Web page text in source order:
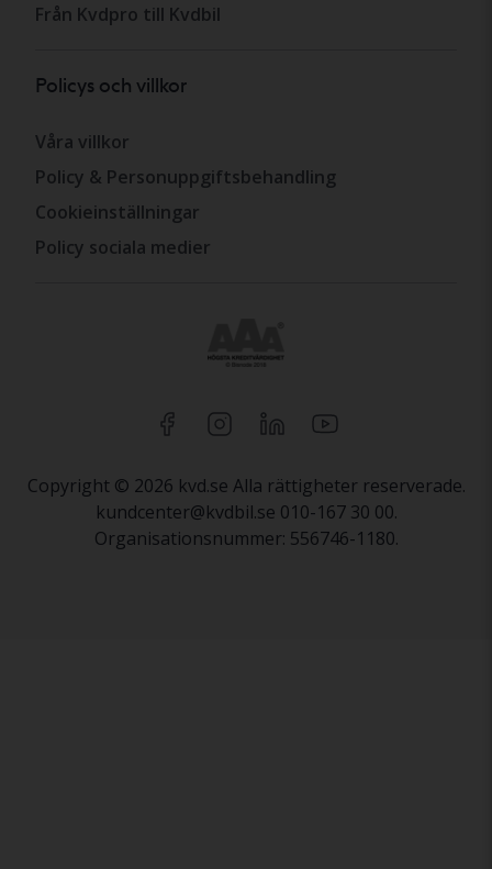
Från Kvdpro till Kvdbil
Policys och villkor
Våra villkor
Policy & Personuppgiftsbehandling
Cookieinställningar
Policy sociala medier
Copyright © 2026 kvd.se Alla rättigheter reserverade.
kundcenter@kvdbil.se 010-167 30 00.
Organisationsnummer: 556746-1180.